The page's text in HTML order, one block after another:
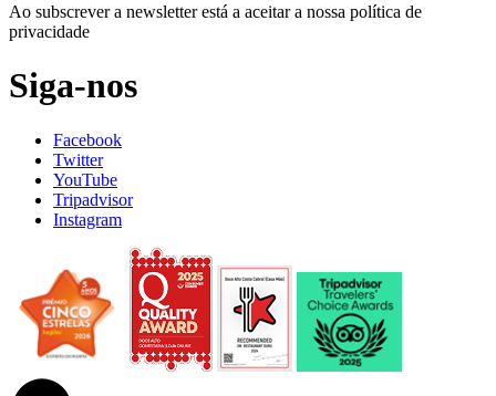
Ao subscrever a newsletter está a aceitar a nossa política de
privacidade
Siga-nos
Facebook
Twitter
YouTube
Tripadvisor
Instagram